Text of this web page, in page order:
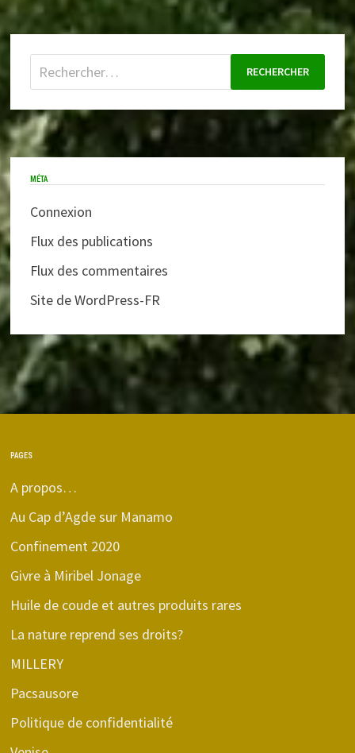
Rechercher :
MÉTA
Connexion
Flux des publications
Flux des commentaires
Site de WordPress-FR
PAGES
A propos…
Au Cap d’Agde sur Manamo
Confinement 2020
Givre à Miribel Jonage
Huile de coude et autres produits rares
La nature reprend ses droits?
MILLERY
Pacsausore
Politique de confidentialité